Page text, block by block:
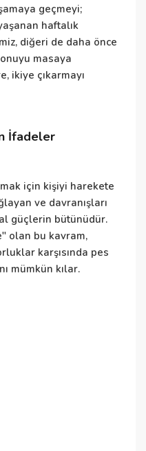
geçmeyi;
haftalık
diğeri de daha önce
masaya
ikiye çıkarmayı
İfadeler
için kişiyi harekete
ve davranışları
güçlerin bütünüdür.
olan bu kavram,
karşısında pes
mümkün kılar.